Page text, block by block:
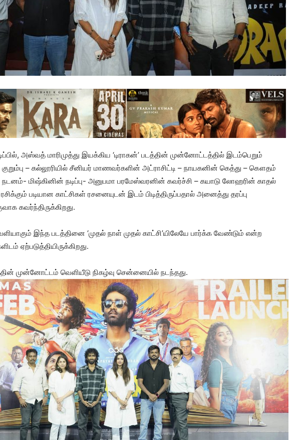
அஸ்வத் மாரிமுத்து இயக்கிய ‘டிராகன்’ படத்தின் முன்னோட்டத்தில் இடம்பெறும்
– கல்லூரியில் சீனியர் மாணவர்களின் அட்ராசிட்டி – நாயகனின் கெத்து – கௌதம்
மிஷ்கினின் நடிப்பு- அனுபமா பரமேஸ்வரனின் கவர்ச்சி – கயாடு லோஹரின் காதல்
படியான காட்சிகள் ரசனையுடன் இடம் பிடித்திருப்பதால் அனைத்து தரப்பு
கவர்ந்திருக்கிறது.
இந்த படத்தினை ‘முதல் நாள் முதல் காட்சி’யிலேயே பார்க்க வேண்டும் என்ற
ஏற்படுத்தியிருக்கிறது.
முன்னோட்டம் வெளியீடு நிகழ்வு சென்னையில் நடந்தது.